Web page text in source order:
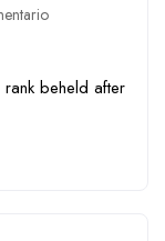
beheld after